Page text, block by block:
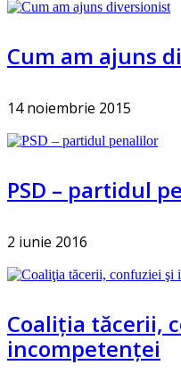
Cum am ajuns
14 noiembrie 2015
PSD – partidul
2 iunie 2016
Coaliţia tăcerii,
incompetenţei